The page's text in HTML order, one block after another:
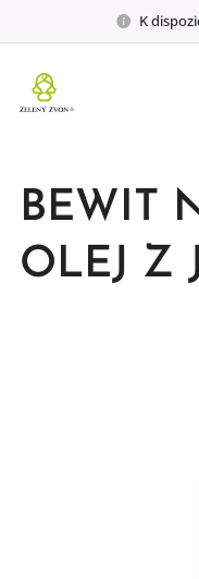
K
BEWIT
OLEJ Z